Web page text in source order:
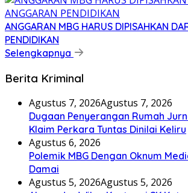
ANGGARAN MBG HARUS DIPISAHKAN
PENDIDIKAN
Selengkapnya
Berita Kriminal
Agustus 7, 2026Agustus 7, 2026
Dugaan Penyerangan Rumah
Klaim Perkara Tuntas Dinilai Keliru
Agustus 6, 2026
Polemik MBG Dengan Oknum
Damai
Agustus 5, 2026Agustus 5, 2026